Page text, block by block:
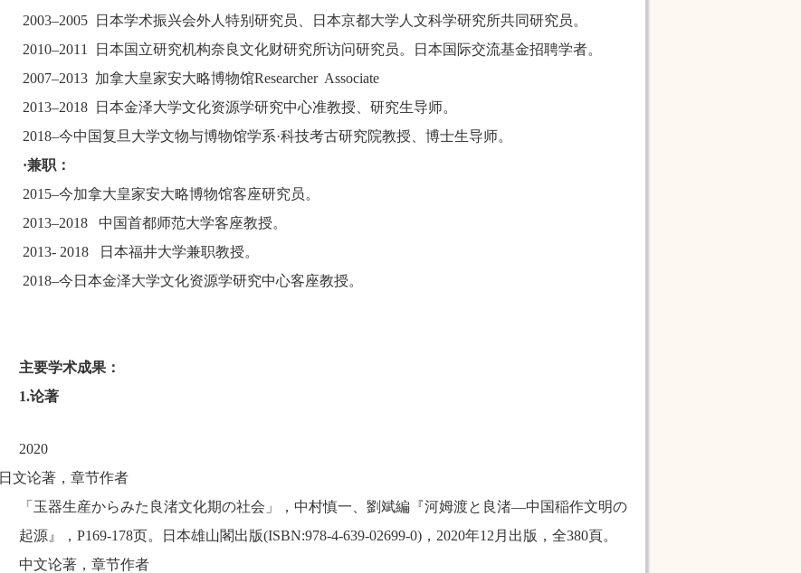
2003–2005
日本学术振兴会外人特别研究员、日本京都大学人文科学研究所共同研究员。
2010–2011
日本国立研究机构奈良文化财研究所访问研究员。日本国际交流基金招聘学者。
2007–2013 加拿大皇家安大略博物馆Researcher Associate
2013–2018
日本金泽大学文化资源学研究中心准教授、研究生导师。
2018–今中国复旦大学文物与博物馆学系·科技考古研究院教授、博士生导师。
·兼职：
2015–今加拿大皇家安大略博物馆客座研究员。
2013–2018 中国首都师范大学客座教授。
2013- 2018
日本福井大学兼职教授。
2018–今日本金泽大学文化资源学研究中心客座教授。
主要学术成果：
1.论著
2020
日文论著，章节作者
「玉器生産からみた良渚文化期の社会」，中村慎一、劉斌編『河姆渡と良渚―中国稲作文明の
起源』，P169-178页。日本雄山閣出版(ISBN:978-4-639-02699-0)，2020年12月出版，全380頁。
中文论著，章节作者